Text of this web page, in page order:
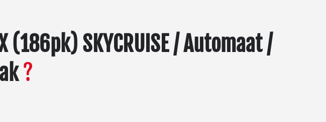
(186pk) SKYCRUISE / Automaat /
?